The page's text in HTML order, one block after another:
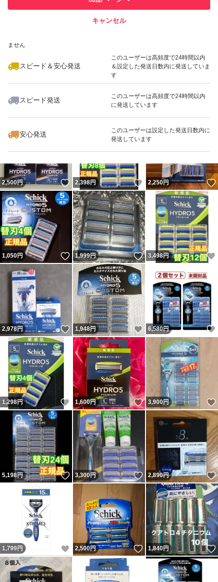
ません
スピード＆安心発送
このユーザーは高頻度で24時間以内
＆設定した発送日数内に発送していま
す
スピード発送
このユーザーは高頻度で24時間以内
に発送しています
安心発送
このユーザーは設定した発送日数内に
発送しています
キャンセル
いいね！
3,700
2,500円 いいね！
2,398円 いいね！
2,250円
1,050円 いいね！
1,999円 いいね！
3,498円
2,978円 いいね！
1,948円 いいね！
6,580円
1,298円 いいね！
1,600円 いいね！
3,900円
5,198円 いいね！
3,300円 いいね！
2,890円
1,799円 いいね！
2,500円 いいね！
1,840円